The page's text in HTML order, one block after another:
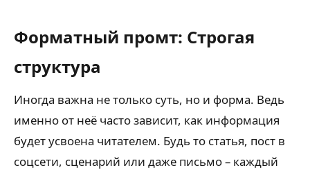
Форматный промт: Строгая
структура
Иногда важна не только суть, но и форма. Ведь
именно от неё часто зависит, как информация
будет усвоена читателем. Будь то статья, пост в
соцсети, сценарий или даже письмо – каждый